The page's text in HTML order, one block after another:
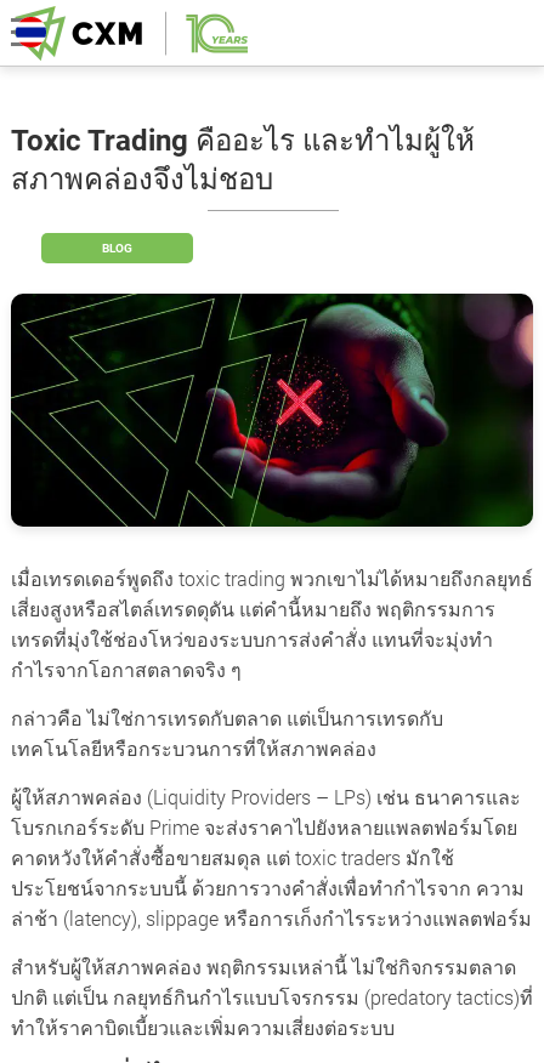
Toxic Trading คืออะไร และทำไมผู้ให้
สภาพคล่องจึงไม่ชอบ
BLOG
เมื่อเทรดเดอร์พูดถึง toxic trading พวกเขาไม่ได้หมายถึงกลยุทธ์
เสี่ยงสูงหรือสไตล์เทรดดุดัน แต่คำนี้หมายถึง พฤติกรรมการ
เทรดที่มุ่งใช้ช่องโหว่ของระบบการส่งคำสั่ง แทนที่จะมุ่งทำ
กำไรจากโอกาสตลาดจริง ๆ
กล่าวคือ ไม่ใช่การเทรดกับตลาด แต่เป็นการเทรดกับ
เทคโนโลยีหรือกระบวนการที่ให้สภาพคล่อง
ผู้ให้สภาพคล่อง (Liquidity Providers – LPs) เช่น ธนาคารและ
โบรกเกอร์ระดับ Prime จะส่งราคาไปยังหลายแพลตฟอร์มโดย
คาดหวังให้คำสั่งซื้อขายสมดุล แต่ toxic traders มักใช้
ประโยชน์จากระบบนี้ ด้วยการวางคำสั่งเพื่อทำกำไรจาก ความ
ล่าช้า (latency), slippage หรือการเก็งกำไรระหว่างแพลตฟอร์ม
สำหรับผู้ให้สภาพคล่อง พฤติกรรมเหล่านี้ ไม่ใช่กิจกรรมตลาด
ปกติ แต่เป็น กลยุทธ์กินกำไรแบบโจรกรรม (predatory tactics)ที่
ทำให้ราคาบิดเบี้ยวและเพิ่มความเสี่ยงต่อระบบ